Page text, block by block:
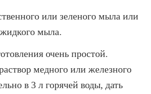
или зеленого мыла или
мыла.
очень простой.
медного или железного
в 3 л горячей воды, дать